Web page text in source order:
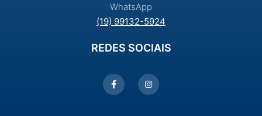
WhatsApp
(19) 99132-5924
REDES SOCIAIS